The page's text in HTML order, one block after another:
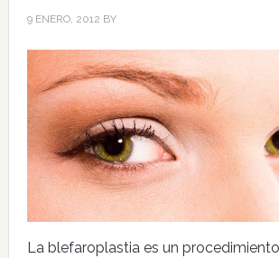
9 ENERO, 2012 BY
La blefaroplastia es un